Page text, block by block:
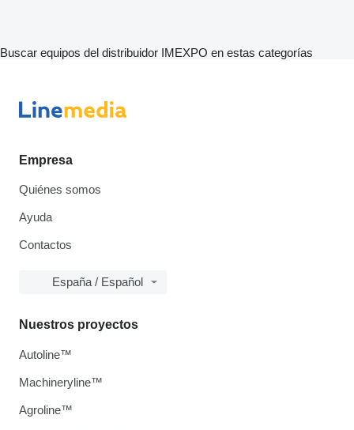
Buscar equipos del distribuidor IMEXPO en estas categorías
Empresa
Quiénes somos
Ayuda
Contactos
España / Español
Nuestros proyectos
Autoline™
Machineryline™
Agroline™